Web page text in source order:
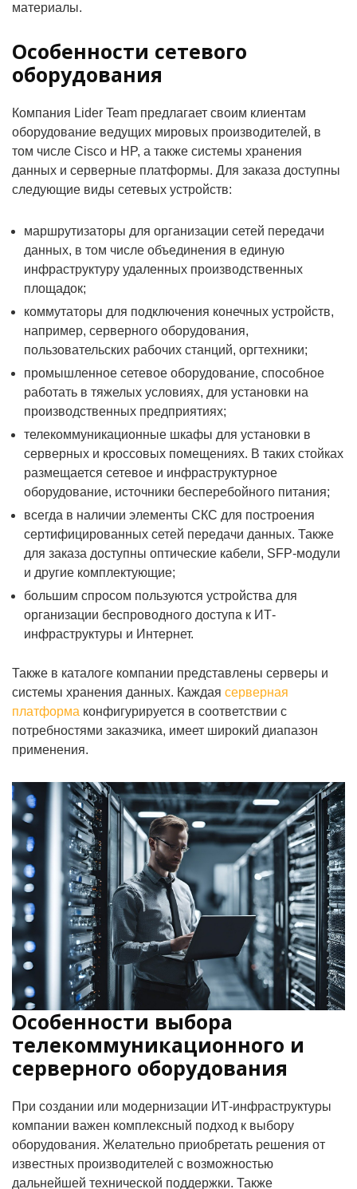
материалы.
Особенности сетевого
оборудования
Компания Lider Team предлагает своим клиентам
оборудование ведущих мировых производителей, в
том числе Cisco и HP, а также системы хранения
данных и серверные платформы. Для заказа доступны
следующие виды сетевых устройств:
маршрутизаторы для организации сетей передачи
данных, в том числе объединения в единую
инфраструктуру удаленных производственных
площадок;
коммутаторы для подключения конечных устройств,
например, серверного оборудования,
пользовательских рабочих станций, оргтехники;
промышленное сетевое оборудование, способное
работать в тяжелых условиях, для установки на
производственных предприятиях;
телекоммуникационные шкафы для установки в
серверных и кроссовых помещениях. В таких стойках
размещается сетевое и инфраструктурное
оборудование, источники бесперебойного питания;
всегда в наличии элементы СКС для построения
сертифицированных сетей передачи данных. Также
для заказа доступны оптические кабели, SFP-модули
и другие комплектующие;
большим спросом пользуются устройства для
организации беспроводного доступа к ИТ-
инфраструктуры и Интернет.
Также в каталоге компании представлены серверы и
системы хранения данных. Каждая серверная
платформа конфигурируется в соответствии с
потребностями заказчика, имеет широкий диапазон
применения.
Особенности выбора
телекоммуникационного и
серверного оборудования
При создании или модернизации ИТ-инфраструктуры
компании важен комплексный подход к выбору
оборудования. Желательно приобретать решения от
известных производителей с возможностью
дальнейшей технической поддержки. Также